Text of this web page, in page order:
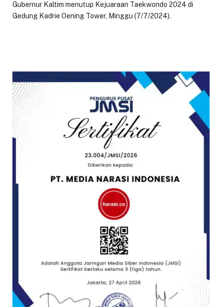
Gubernur Kaltim menutup Kejuaraan Taekwondo 2024 di
Gedung Kadrie Oening Tower, Minggu (7/7/2024).